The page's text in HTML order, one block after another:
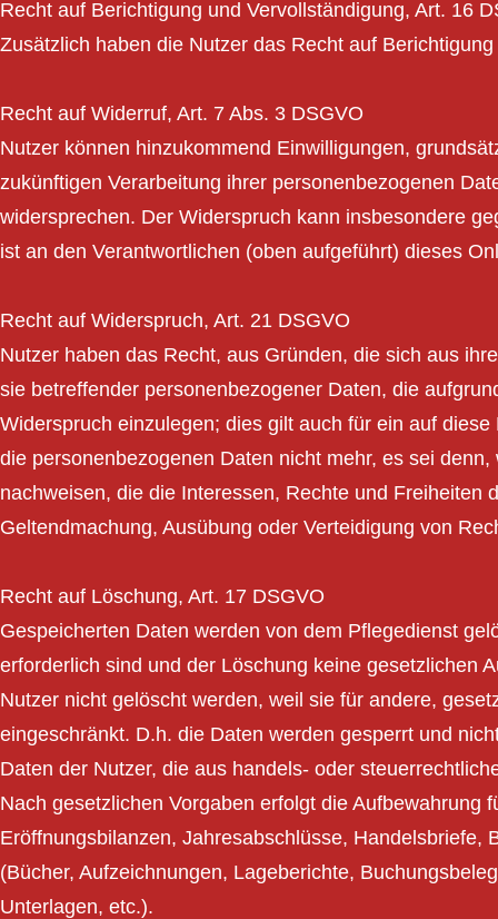
Recht auf Berichtigung und Vervollständigung, Art. 16
Zusätzlich haben die Nutzer das Recht auf
Recht auf Widerruf, Art. 7 Abs. 3 DSGVO
Nutzer können hinzukommend Einwilligungen,
zukünftigen Verarbeitung ihrer personenbezogenen
widersprechen. Der Widerspruch kann insbesondere
ist an den Verantwortlichen (oben aufgeführt) dieses
Recht auf Widerspruch, Art. 21 DSGVO
Nutzer haben das Recht, aus Gründen, die sich aus
sie betreffender personenbezogener Daten, die
Widerspruch einzulegen; dies gilt auch für ein auf
die personenbezogenen Daten nicht mehr, es sei
nachweisen, die die Interessen, Rechte und Freiheiten
Geltendmachung, Ausübung oder Verteidigung von
Recht auf Löschung, Art. 17 DSGVO
Gespeicherten Daten werden von dem Pflegedienst
erforderlich sind und der Löschung keine gesetzlichen
Nutzer nicht gelöscht werden, weil sie für andere,
eingeschränkt. D.h. die Daten werden gesperrt und
Daten der Nutzer, die aus handels- oder
Nach gesetzlichen Vorgaben erfolgt die
Eröffnungsbilanzen, Jahresabschlüsse, Handelsbriefe,
(Bücher, Aufzeichnungen, Lageberichte,
Unterlagen, etc.).